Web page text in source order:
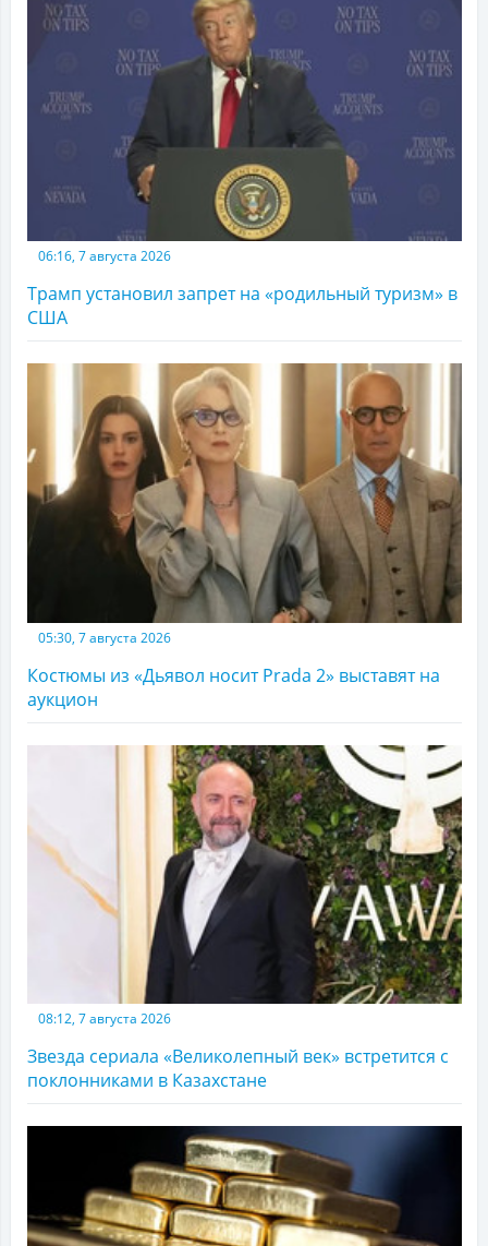
06:16, 7 августа 2026
Трамп установил запрет на «родильный туризм» в
США
05:30, 7 августа 2026
Костюмы из «Дьявол носит Prada 2» выставят на
аукцион
08:12, 7 августа 2026
Звезда сериала «Великолепный век» встретится с
поклонниками в Казахстане